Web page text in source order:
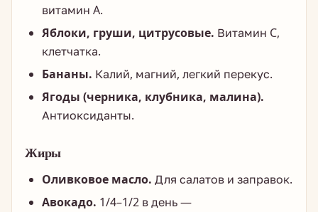
витамин A.
Яблоки, груши, цитрусовые. Витамин C,
клетчатка.
Бананы. Калий, магний, легкий перекус.
Ягоды (черника, клубника, малина).
Антиоксиданты.
Жиры
Оливковое масло. Для салатов и заправок.
Авокадо. 1/4–1/2 в день —